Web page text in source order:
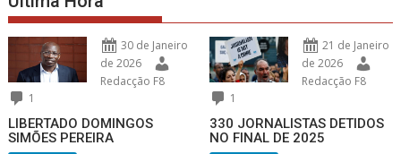
30 de Janeiro
de 2026
Redacção F8
1
LIBERTADO DOMINGOS
SIMÕES PEREIRA
21 de Janeiro
de 2026
Redacção F8
1
330 JORNALISTAS DETIDOS
NO FINAL DE 2025